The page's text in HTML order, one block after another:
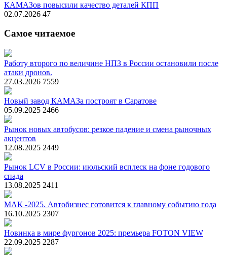
КАМАЗов повысили качество деталей КПП
02.07.2026 47
Самое читаемое
Работу второго по величине НПЗ в России остановили после
атаки дронов.
27.03.2026 7559
Новый завод КАМАЗа построят в Саратове
05.09.2025 2466
Рынок новых автобусов: резкое падение и смена рыночных
акцентов
12.08.2025 2449
Рынок LCV в России: июльский всплеск на фоне годового
спада
13.08.2025 2411
МАК -2025. Автобизнес готовится к главному событию года
16.10.2025 2307
Новинка в мире фургонов 2025: премьера FOTON VIEW
22.09.2025 2287